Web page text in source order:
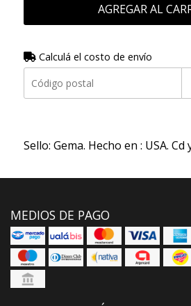
AGREGAR AL
Calculá el costo de envío
Sello: Gema. Hecho en : USA.
MEDIOS DE PAGO